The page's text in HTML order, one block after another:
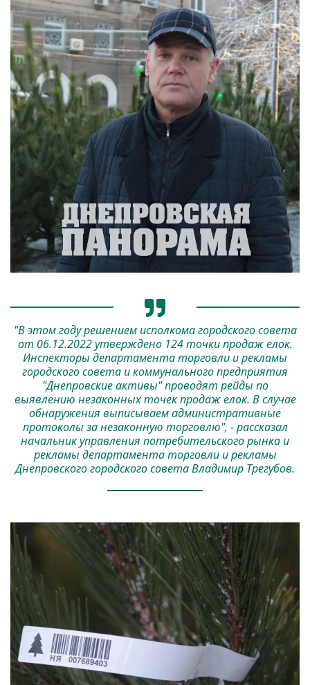
"В этом году решением исполкома городского совета
от 06.12.2022 утверждено 124 точки продаж елок.
Инспекторы департамента торговли и рекламы
городского совета и коммунального предприятия
"Днепровские активы" проводят рейды по
выявлению незаконных точек продаж елок. В случае
обнаружения выписываем административные
протоколы за незаконную торговлю", - рассказал
начальник управления потребительского рынка и
рекламы департамента торговли и рекламы
Днепровского городского совета Владимир Трегубов.